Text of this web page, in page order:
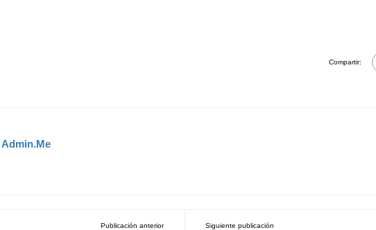
Compartir:
Admin.me
Publicación anterior Siguiente publicación